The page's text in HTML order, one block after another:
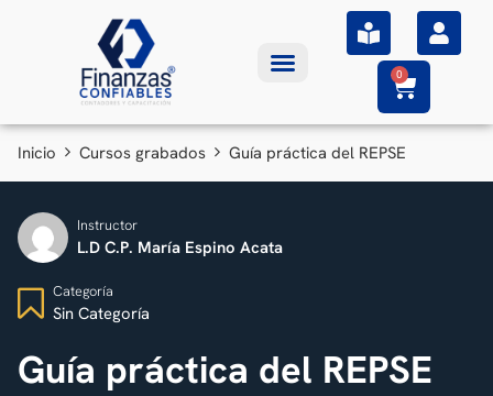
0
Inicio Cursos grabados Guía práctica del REPSE
Instructor
L.D C.P. María Espino Acata
Categoría
Sin Categoría
Guía práctica del REPSE